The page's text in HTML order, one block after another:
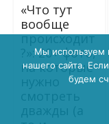
«Что тут
вообще
происходит
?»: 20+ фото,
на которые
Мы используем
нашего сайта.
будем